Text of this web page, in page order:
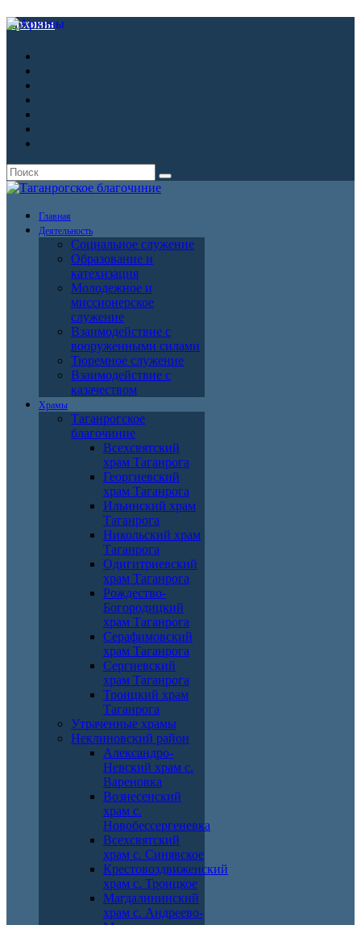
Архивы
Главная
Деятельность
Социальное служение
Образование и
катехизация
Молодежное и
миссионерское
служение
Взаимодействие с
вооруженными силами
Тюремное служение
Взаимодействие с
казачеством
Храмы
Таганрогское
благочиние
Всехсвятский
храм Таганрога
Георгиевский
храм Таганрога
Ильинский храм
Таганрога
Никольский храм
Таганрога
Одигитриевский
храм Таганрога
Рождество-
Богородицкий
храм Таганрога
Серафимовский
храм Таганрога
Сергиевский
храм Таганрога
Троицкий храм
Таганрога
Утраченные храмы
Неклиновский район
Александро-
Невский храм с.
Вареновка
Вознесенский
храм с.
Новобессергеневка
Всехсвятский
храм с. Синявское
Крестовоздвиженский
храм с. Троицкое
Магдалининский
храм с. Андреево-